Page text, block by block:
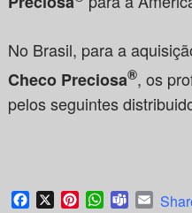
No Brasil, para a
Checo Preciosa®, os
pelos seguintes
Facebook
X PinterestWhatsApp
TeamsEmail